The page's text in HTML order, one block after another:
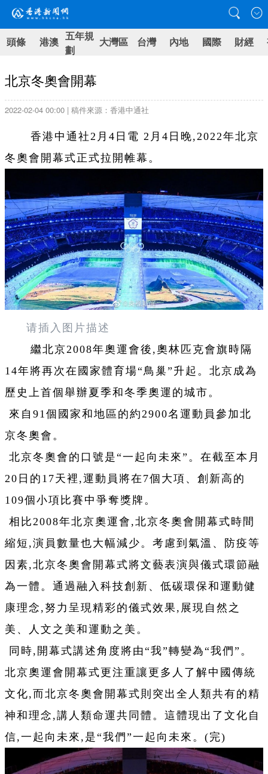
頭條 港澳 五年規
劃
大灣區 台灣 內地 國際 財經
北京冬奧會開幕
2022-02-04 00:00 | 稿件來源：香港中通社
香港中通社2月4日電 2月4日晚,2022年北京
冬奧會開幕式正式拉開帷幕。
请插入图片描述
繼北京2008年奧運會後,奧林匹克會旗時隔
14年將再次在國家體育場“鳥巢”升起。北京成為
歷史上首個舉辦夏季和冬季奧運的城市。
來自91個國家和地區的約2900名運動員參加北
京冬奧會。
北京冬奧會的口號是“一起向未來”。在截至本月
20日的17天裡,運動員將在7個大項、創新高的
109個小項比賽中爭奪獎牌。
相比2008年北京奧運會,北京冬奧會開幕式時間
縮短,演員數量也大幅減少。考慮到氣溫、防疫等
因素,北京冬奧會開幕式將文藝表演與儀式環節融
為一體。通過融入科技創新、低碳環保和運動健
康理念,努力呈現精彩的儀式效果,展現自然之
美、人文之美和運動之美。
同時,開幕式講述角度將由“我”轉變為“我們”。
北京奧運會開幕式更注重讓更多人了解中國傳統
文化,而北京冬奧會開幕式則突出全人類共有的精
神和理念,講人類命運共同體。這體現出了文化自
信,一起向未來,是“我們”一起向未來。(完)